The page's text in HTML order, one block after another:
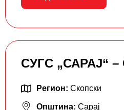
СУГС „САРАЈ“
Регион: Скопски
Општина: Сарај